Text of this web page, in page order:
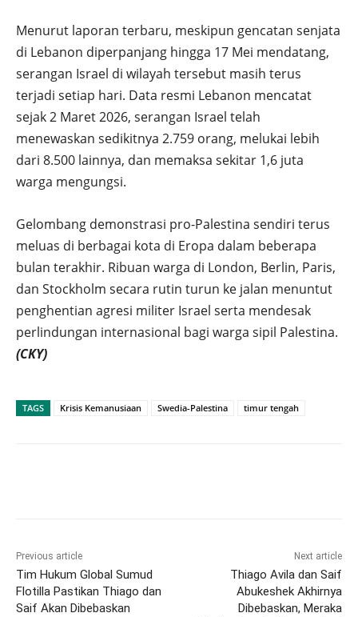
Menurut laporan terbaru, meskipun gencatan senjata
di Lebanon diperpanjang hingga 17 Mei mendatang,
serangan Israel di wilayah tersebut masih terus
terjadi setiap hari. Data resmi Lebanon mencatat
sejak 2 Maret 2026, serangan Israel telah
menewaskan sedikitnya 2.759 orang, melukai lebih
dari 8.500 lainnya, dan memaksa sekitar 1,6 juta
warga mengungsi.
Gelombang demonstrasi pro-Palestina sendiri terus
meluas di berbagai kota di Eropa dalam beberapa
bulan terakhir. Ribuan warga di London, Berlin, Paris,
dan Stockholm secara rutin turun ke jalan menuntut
penghentian agresi militer Israel serta mendesak
perlindungan internasional bagi warga sipil Palestina.
(CKY)
TAGS Krisis Kemanusiaan Swedia-Palestina timur tengah
Previous article
Tim Hukum Global Sumud
Flotilla Pastikan Thiago dan
Saif Akan Dibebaskan
Next article
Thiago Avila dan Saif
Abukeshek Akhirnya
Dibebaskan, Meraka